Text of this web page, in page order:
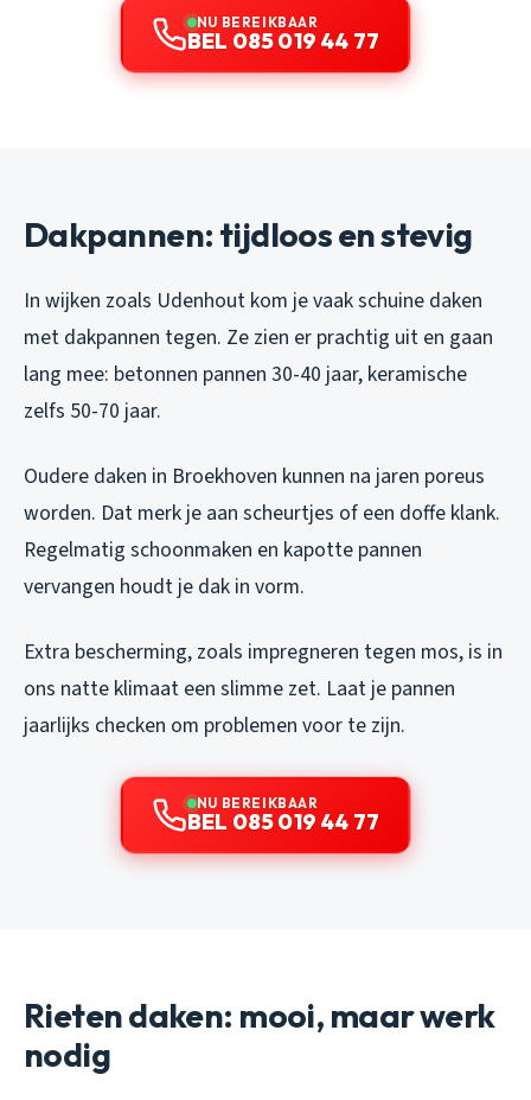
NU BEREIKBAAR
BEL 085 019 44 77
Dakpannen: tijdloos en stevig
In wijken zoals Udenhout kom je vaak schuine daken
met dakpannen tegen. Ze zien er prachtig uit en gaan
lang mee: betonnen pannen 30-40 jaar, keramische
zelfs 50-70 jaar.
Oudere daken in Broekhoven kunnen na jaren poreus
worden. Dat merk je aan scheurtjes of een doffe klank.
Regelmatig schoonmaken en kapotte pannen
vervangen houdt je dak in vorm.
Extra bescherming, zoals impregneren tegen mos, is in
ons natte klimaat een slimme zet. Laat je pannen
jaarlijks checken om problemen voor te zijn.
NU BEREIKBAAR
BEL 085 019 44 77
Rieten daken: mooi, maar werk
nodig